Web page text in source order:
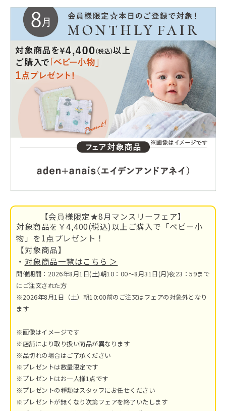
【会員様限定★8月マンスリーフェア】
対象商品を￥4,400(税込)以上ご購入で「ベビー小
物」を1点プレゼント！
【対象商品】
・ 対象商品一覧はこちら ＞
開催期間：2026年8月1日(土)朝10：00～8月31日(月)夜23：59まで
にご注文された方
※2026年8月1日（土）朝10:00前のご注文はフェアの対象外となり
ます
※画像はイメージです
※店舗により取り扱い商品が異なります
※品切れの場合はご了承ください
※プレゼントは数量限定です
※プレゼントはお一人様1点です
※プレゼントの種類はスタッフにお任せください
※プレゼントが無くなり次第フェアを終了いたします